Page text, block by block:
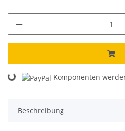
Loading... Komponenten
Beschreibung